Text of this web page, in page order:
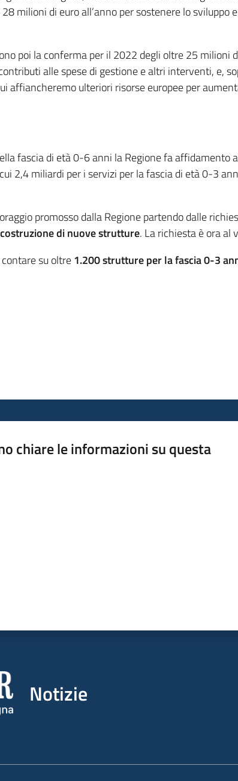
milioni di euro all’anno per sostenere lo sviluppo
poi la conferma per il 2022 degli oltre 25 milioni
alle spese di gestione e altri interventi, e,
affiancheremo ulteriori risorse europee per
”.
fascia di età 0-6 anni la Regione fa affidamento
2,4 miliardi per i servizi per la fascia di età 0-3
promosso dalla Regione partendo dalle
costruzione di nuove strutture. La richiesta è ora al
su oltre1.200 strutture per la fascia 0-3
chiare le informazioni su questa
Notizie